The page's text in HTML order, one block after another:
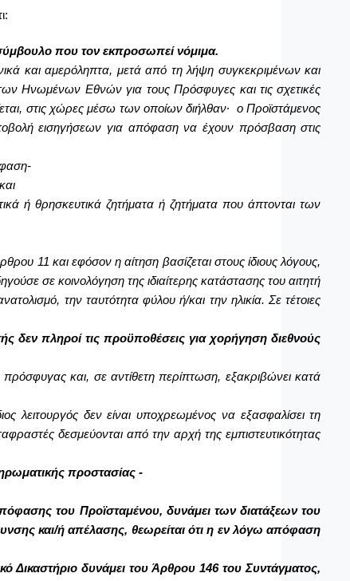
που τον εκπροσωπεί νόμιμα.
και αμερόληπτα, μετά από τη λήψη συγκεκριμένων και
Ηνωμένων Εθνών για τους Πρόσφυγες και τις σχετικές
στις χώρες μέσω των οποίων διήλθαν∙ ο Προϊστάμενος
εισηγήσεων για απόφαση να έχουν πρόσβαση στις
ή θρησκευτικά ζητήματα ή ζητήματα που άπτονται των
11 και εφόσον η αίτηση βασίζεται στους ίδιους λόγους,
σε κοινολόγηση της ιδιαίτερης κατάστασης του αιτητή
την ταυτότητα φύλου ή/και την ηλικία. Σε τέτοιες
δεν πληροί τις προϋποθέσεις για χορήγηση διεθνούς
και, σε αντίθετη περίπτωση, εξακριβώνει κατά
δεν είναι υποχρεωμένος να εξασφαλίσει τη
δεσμεύονται από την αρχή της εμπιστευτικότητας
προστασίας -
του Προϊσταμένου, δυνάμει των διατάξεων του
και/ή απέλασης, θεωρείται ότι η εν λόγω απόφαση
Δικαστήριο δυνάμει του Άρθρου 146 του Συντάγματος,